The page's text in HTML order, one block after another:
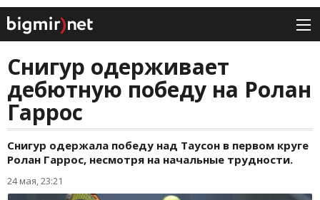
Снигур одерживает
дебютную победу на Ролан
Гаррос
Снигур одержала победу над Таусон в первом круге
Ролан Гаррос, несмотря на начальные трудности.
24 мая, 23:21